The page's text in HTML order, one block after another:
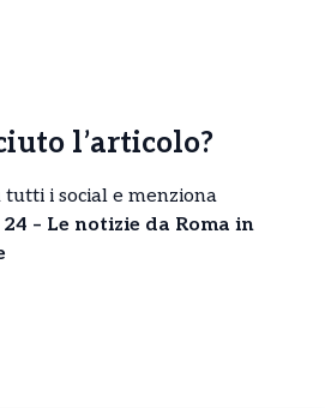
l’articolo?
i social e menziona
– Le notizie da Roma in